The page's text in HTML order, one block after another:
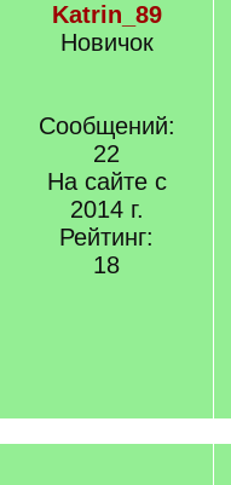
Katrin_89
Новичок
Сообщений:
22
На сайте с
2014 г.
Рейтинг:
18